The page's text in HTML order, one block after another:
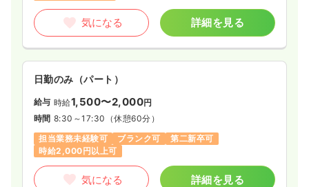
気になる 詳細を見る
日勤のみ（パート）
給与 時給1,500〜2,000円
時間 8:30～17:30 （休憩60分）
担当業務未経験可
ブランク可
第二新卒可
時給2,000円以上可
気になる 詳細を見る